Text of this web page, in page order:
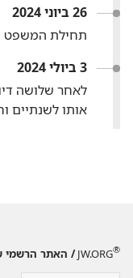
26 ביוני 2024
תחילת המשפט
3 ביולי 2024
לאחר שלושה
אותו לשנתיים
JW.ORG® / האתר הרשמי